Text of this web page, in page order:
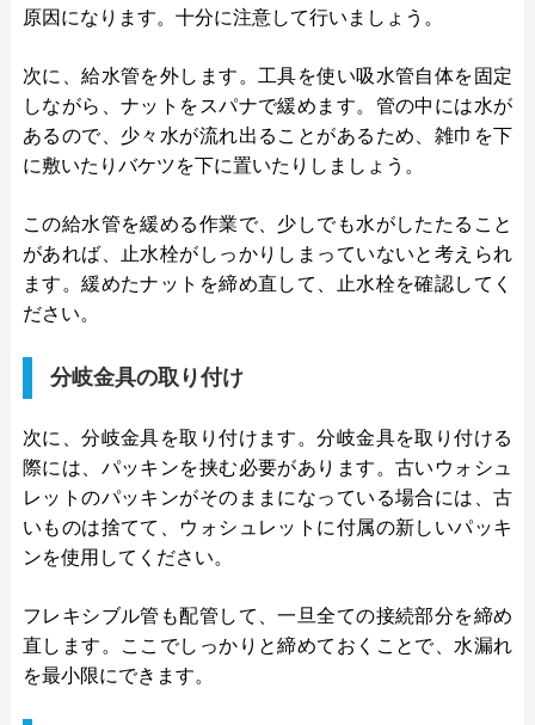
原因になります。十分に注意して行いましょう。
次に、給水管を外します。工具を使い吸水管自体を固定
しながら、ナットをスパナで緩めます。管の中には水が
あるので、少々水が流れ出ることがあるため、雑巾を下
に敷いたりバケツを下に置いたりしましょう。
この給水管を緩める作業で、少しでも水がしたたること
があれば、止水栓がしっかりしまっていないと考えられ
ます。緩めたナットを締め直して、止水栓を確認してく
ださい。
分岐金具の取り付け
次に、分岐金具を取り付けます。分岐金具を取り付ける
際には、パッキンを挟む必要があります。古いウォシュ
レットのパッキンがそのままになっている場合には、古
いものは捨てて、ウォシュレットに付属の新しいパッキ
ンを使用してください。
フレキシブル管も配管して、一旦全ての接続部分を締め
直します。ここでしっかりと締めておくことで、水漏れ
を最小限にできます。